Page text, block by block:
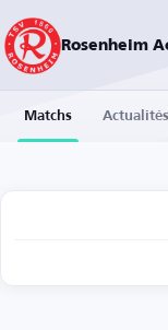
Matchs Actualités